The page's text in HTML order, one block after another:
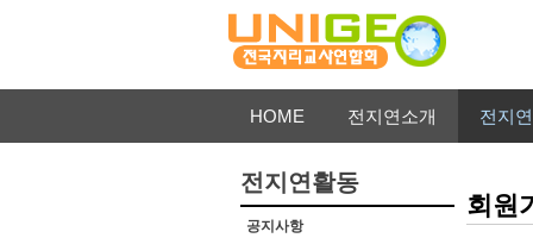
HOME 전지연소개 전지
전지연활동
공지사항
회원